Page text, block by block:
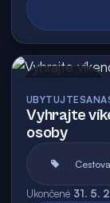
Vyhrajte
osoby
Ukončené 31. 5.